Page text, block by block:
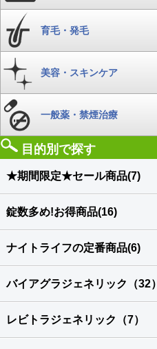
育毛・発毛
美容・スキンケア
一般薬・禁煙治療
目的別で探す
★期間限定★セール商品(7)
錠数多め!お得商品(16)
ナイトライフの定番商品(6)
バイアグラジェネリック（32）
レビトラジェネリック（7）